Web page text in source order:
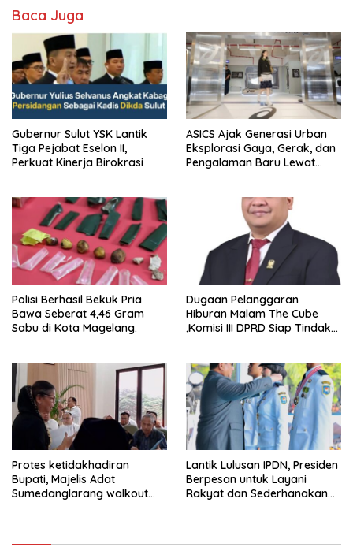
Baca Juga
Gubernur Sulut YSK Lantik
Tiga Pejabat Eselon II,
Perkuat Kinerja Birokrasi
ASICS Ajak Generasi Urban
Eksplorasi Gaya, Gerak, dan
Pengalaman Baru Lewat
Polisi Berhasil Bekuk Pria
Bawa Seberat 4,46 Gram
Sabu di Kota Magelang.
Dugaan Pelanggaran
Hiburan Malam The Cube
,Komisi III DPRD Siap Tindak
Protes ketidakhadiran
Bupati, Majelis Adat
Sumedanglarang walkout
Lantik Lulusan IPDN, Presiden
Berpesan untuk Layani
Rakyat dan Sederhanakan